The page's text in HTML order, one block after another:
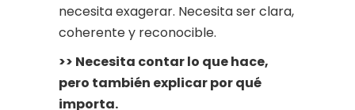
necesita exagerar. Necesita ser clara,
coherente y reconocible.
>> Necesita contar lo que hace,
pero también explicar por qué
importa.